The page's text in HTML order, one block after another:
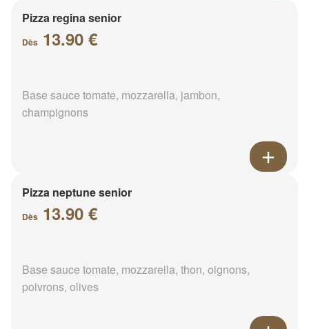
Pizza regina senior
Dès 13.90 €
Base sauce tomate, mozzarella, jambon,
champignons
Pizza neptune senior
Dès 13.90 €
Base sauce tomate, mozzarella, thon, oignons,
poivrons, olives